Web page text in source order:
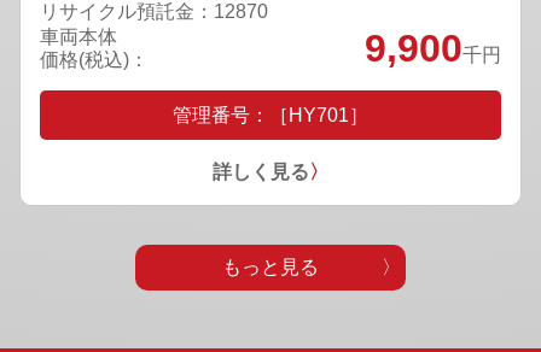
リサイクル預託金：12870
車両本体
価格(税込)：
9,900千円
管理番号：［HY701］
詳しく見る〉
もっと見る